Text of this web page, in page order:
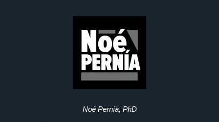
Noé Pernía, PhD